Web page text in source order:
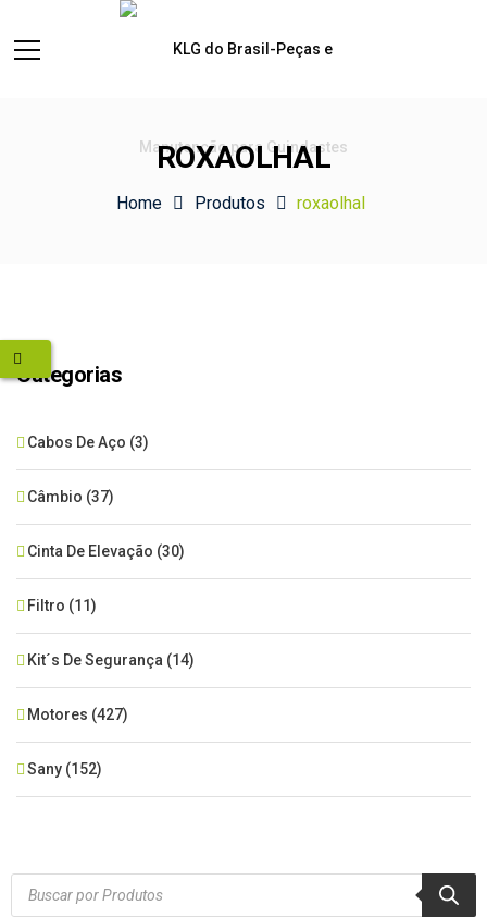
ROXAOLHAL
Home Produtos roxaolhal
Categorias
Cabos De Aço (3)
Câmbio (37)
Cinta De Elevação (30)
Filtro (11)
Kit´s De Segurança (14)
Motores (427)
Sany (152)
Xcmg(425)
Products
search